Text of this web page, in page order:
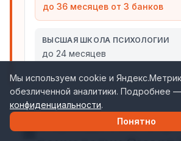
до 36 месяцев от 3 банков
ВЫСШАЯ ШКОЛА ПСИХОЛОГИИ
до 24 месяцев
🏢
О бренде Институт
Мы используем cookie и
обезличенной аналитики. Подробнее
конфиденциальности.
Понятно